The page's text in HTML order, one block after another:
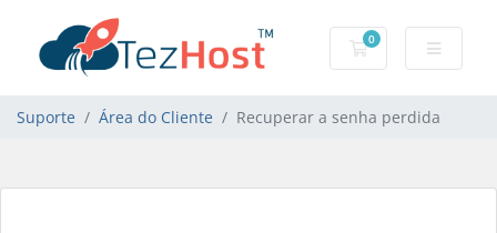
0
Carrinho de
Suporte Área do Cliente Recuperar a senha perdida